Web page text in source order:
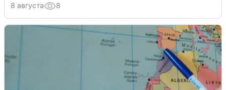
8 августа 8